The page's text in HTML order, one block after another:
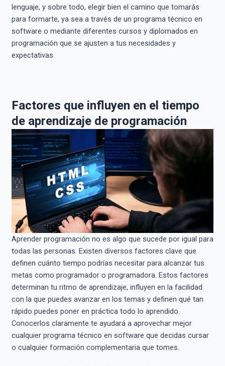
lenguaje, y sobre todo, elegir bien el camino que tomarás
para formarte, ya sea a través de un programa técnico en
software o mediante diferentes cursos y diplomados en
programación que se ajusten a tus necesidades y
expectativas.
Factores que influyen en el tiempo
de aprendizaje de programación
Aprender programación no es algo que sucede por igual para
todas las personas. Existen diversos factores clave que
definen cuánto tiempo podrías necesitar para alcanzar tus
metas como programador o programadora. Estos factores
determinan tu ritmo de aprendizaje, influyen en la facilidad
con la que puedes avanzar en los temas y definen qué tan
rápido puedes poner en práctica todo lo aprendido.
Conocerlos claramente te ayudará a aprovechar mejor
cualquier programa técnico en software que decidas cursar
o cualquier formación complementaria que tomes.